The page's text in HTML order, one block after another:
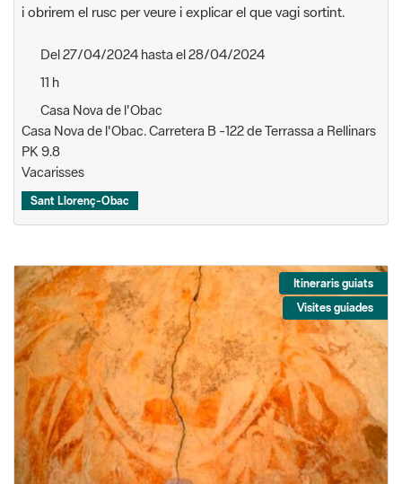
i obrirem el rusc per veure i explicar el que vagi sortint.
Del 27/04/2024 hasta el 28/04/2024
11 h
Casa Nova de l'Obac
Casa Nova de l'Obac. Carretera B -122 de Terrassa a Rellinars
PK 9.8
Vacarisses
Sant Llorenç-Obac
Itineraris guiats
Visites guiades